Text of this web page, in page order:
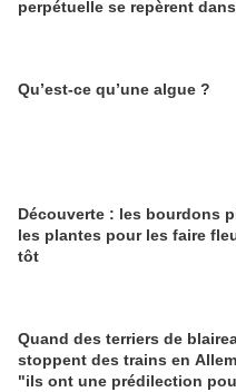
perpétuelle se repèrent
Qu’est-ce qu’une algue ?
Découverte : les bourdons
les plantes pour les faire
tôt
Quand des terriers de
stoppent des trains en
"ils ont une prédilection